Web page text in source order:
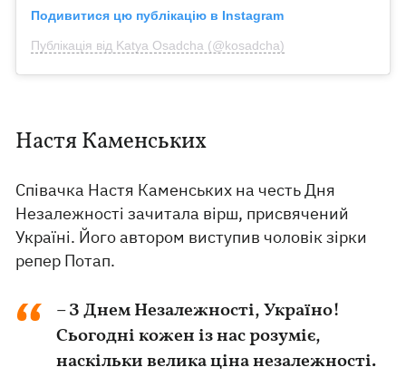
Подивитися цю публікацію в Instagram
Публікація від Katya Osadcha (@kosadcha)
Настя Каменських
Співачка Настя Каменських на честь Дня
Незалежності зачитала вірш, присвячений
Україні. Його автором виступив чоловік зірки
репер Потап.
– З Днем Незалежності, Україно!
Сьогодні кожен із нас розуміє,
наскільки велика ціна незалежності.